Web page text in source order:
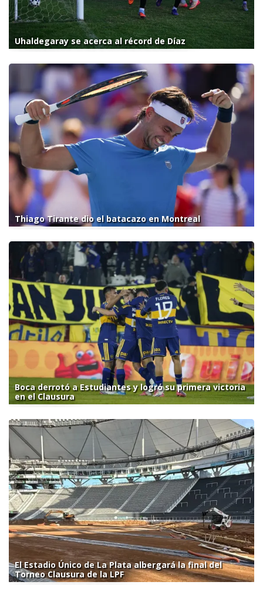
Uhaldegaray se acerca al récord de Díaz
Thiago Tirante dio el batacazo en Montreal
Boca derrotó a Estudiantes y logró su primera victoria
en el Clausura
El Estadio Único de La Plata albergará la final del
Torneo Clausura de la LPF